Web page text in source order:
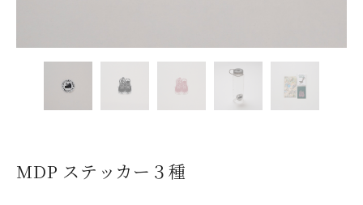
MDP ステッカー３種